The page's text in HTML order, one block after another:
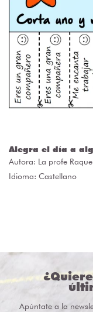
Alegra el día a
Autora: La profe
Idioma: Castellano
Apúntate a la